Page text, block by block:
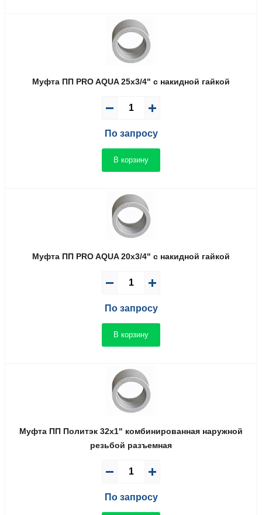
Муфта ПП PRO AQUA 25x3/4" с накидной гайкой
По запросу
В корзину
Муфта ПП PRO AQUA 20x3/4" с накидной гайкой
По запросу
В корзину
Муфта ПП Политэк 32x1" комбинированная наружной
резьбой разъемная
По запросу